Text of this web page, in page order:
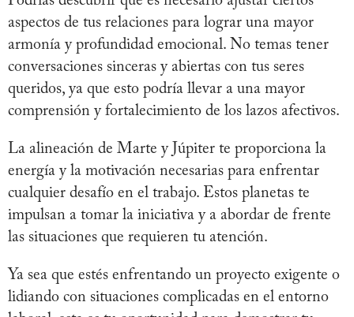
aspectos de tus relaciones para lograr una mayor
armonía y profundidad emocional. No temas tener
conversaciones sinceras y abiertas con tus seres
queridos, ya que esto podría llevar a una mayor
comprensión y fortalecimiento de los lazos afectivos.
La alineación de Marte y Júpiter te proporciona la
energía y la motivación necesarias para enfrentar
cualquier desafío en el trabajo. Estos planetas te
impulsan a tomar la iniciativa y a abordar de frente
las situaciones que requieren tu atención.
Ya sea que estés enfrentando un proyecto exigente o
lidiando con situaciones complicadas en el entorno